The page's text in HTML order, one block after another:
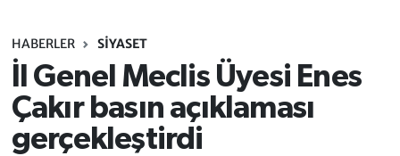
HABERLER SİYASET
İl Genel Meclis Üyesi Enes
Çakır basın açıklaması
gerçekleştirdi
Sinop Trafik Yoğunluk Haritası
Süper Lig Puan Durumu ve Fikstür
Tüm Manşetler